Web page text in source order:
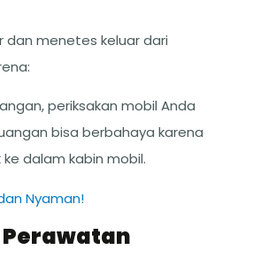
dan menetes keluar dari
periksakan mobil Anda
bisa berbahaya karena
dalam kabin mobil.
Nyaman!